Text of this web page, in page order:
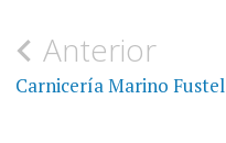
Navegación
de
Anterior
Carnicería Marino Fustel